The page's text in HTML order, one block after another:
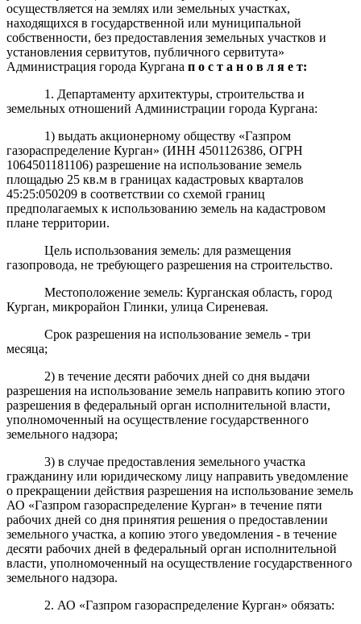
осуществляется на землях или земельных участках,
находящихся в государственной или муниципальной
собственности, без предоставления земельных участков и
установления сервитутов, публичного сервитута»
Администрация города Кургана п о с т а н о в л я е т:
1. Департаменту архитектуры, строительства и
земельных отношений Администрации города Кургана:
1) выдать акционерному обществу «Газпром
газораспределение Курган» (ИНН 4501126386, ОГРН
1064501181106) разрешение на использование земель
площадью 25 кв.м в границах кадастровых кварталов
45:25:050209 в соответствии со схемой границ
предполагаемых к использованию земель на кадастровом
плане территории.
Цель использования земель: для размещения
газопровода, не требующего разрешения на строительство.
Местоположение земель: Курганская область, город
Курган, микрорайон Глинки, улица Сиреневая.
Срок разрешения на использование земель - три
месяца;
2) в течение десяти рабочих дней со дня выдачи
разрешения на использование земель направить копию этого
разрешения в федеральный орган исполнительной власти,
уполномоченный на осуществление государственного
земельного надзора;
3) в случае предоставления земельного участка
гражданину или юридическому лицу направить уведомление
о прекращении действия разрешения на использование земель
АО «Газпром газораспределение Курган» в течение пяти
рабочих дней со дня принятия решения о предоставлении
земельного участка, а копию этого уведомления - в течение
десяти рабочих дней в федеральный орган исполнительной
власти, уполномоченный на осуществление государственного
земельного надзора.
2. АО «Газпром газораспределение Курган» обязать: